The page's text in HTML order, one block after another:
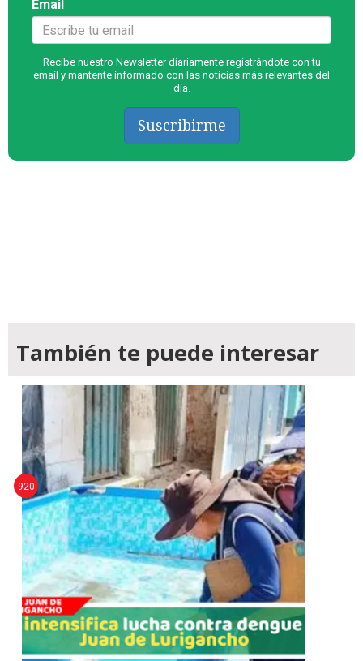
Email
Recibe nuestro Newsletter diariamente registrándote con tu
email y mantente informado con las noticias más relevantes del
día.
Suscribirme
También te puede interesar
920